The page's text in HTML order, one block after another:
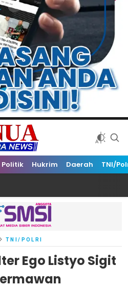
Politik Hukrim Daerah TNI/
TNI/POLRI
Ego Listyo Sigit